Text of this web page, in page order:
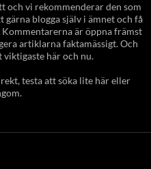
och vi rekommenderar den som
gärna blogga själv i ämnet och få
är öppna främst
artiklarna faktamässigt. Och
viktigaste här och nu.
testa att söka lite här eller